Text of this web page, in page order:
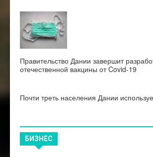
Правительство Дании завершит
отечественной вакцины от Covid-19
Почти треть населения Дании
БИЗНЕС